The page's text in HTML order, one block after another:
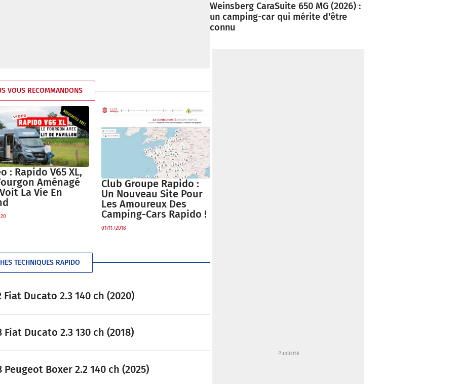
VOUS RECOMMANDONS
: Rapido V65 XL,
Aménagé
La Vie En
Club Groupe Rapido :
Un Nouveau Site Pour
Les Amoureux Des
Camping-Cars Rapido !
01/11/2018
TECHNIQUES RAPIDO
Fiat Ducato 2.3 140 ch (2020)
Fiat Ducato 2.3 130 ch (2018)
Peugeot Boxer 2.2 140 ch (2025)
Weinsberg CaraSuite 650 MG (2026) :
un camping-car qui mérite d'être
connu